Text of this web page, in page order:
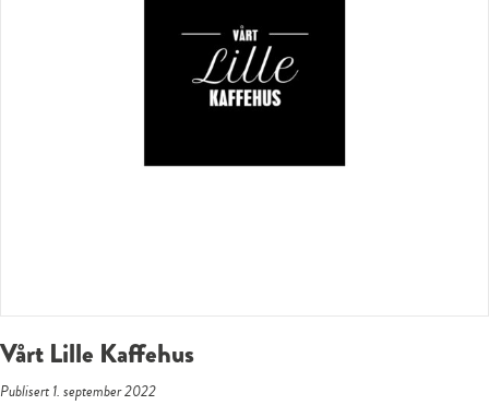
Vårt Lille Kaffehus
Publisert 1. september 2022